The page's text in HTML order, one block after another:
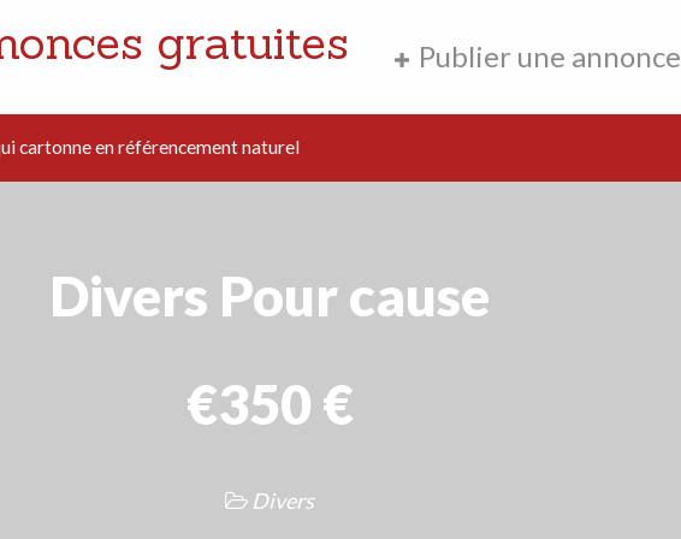
gratuites Publier une annonce
cartonne en référencement naturel
Divers Pour cause
€350 €
Divers